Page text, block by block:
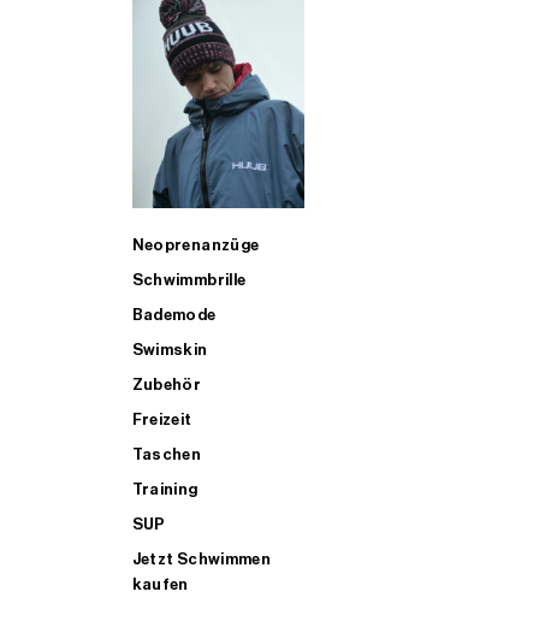
Neoprenanzüge
Schwimmbrille
Bademode
Swimskin
Zubehör
Freizeit
Taschen
Training
SUP
Jetzt Schwimmen
kaufen